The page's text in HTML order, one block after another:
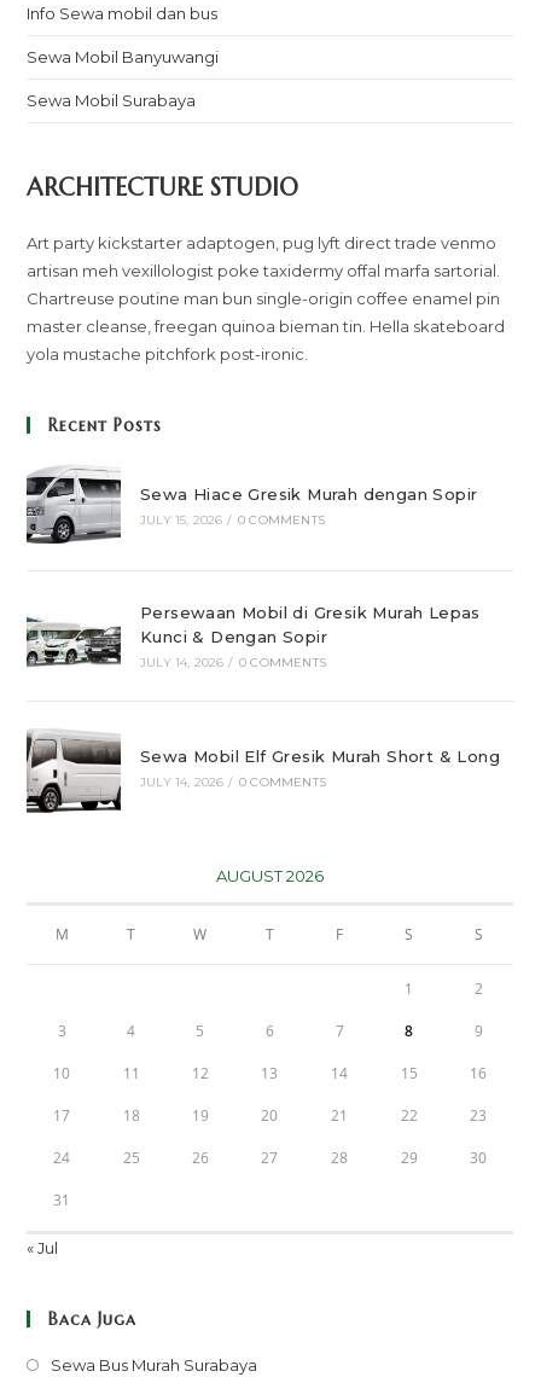
Info Sewa mobil dan bus
Sewa Mobil Banyuwangi
Sewa Mobil Surabaya
ARCHITECTURE STUDIO
Art party kickstarter adaptogen, pug lyft direct trade venmo
artisan meh vexillologist poke taxidermy offal marfa sartorial.
Chartreuse poutine man bun single-origin coffee enamel pin
master cleanse, freegan quinoa bieman tin. Hella skateboard
yola mustache pitchfork post-ironic.
Recent Posts
Sewa Hiace Gresik Murah dengan Sopir
JULY 15, 2026 / 0 COMMENTS
Persewaan Mobil di Gresik Murah Lepas
Kunci & Dengan Sopir
JULY 14, 2026 / 0 COMMENTS
Sewa Mobil Elf Gresik Murah Short & Long
JULY 14, 2026 / 0 COMMENTS
AUGUST 2026
M T W T F S S
1 2
3 4 5 6 7 8 9
10 11 12 13 14 15 16
17 18 19 20 21 22 23
24 25 26 27 28 29 30
31
« Jul
Baca Juga
Sewa Bus Murah Surabaya